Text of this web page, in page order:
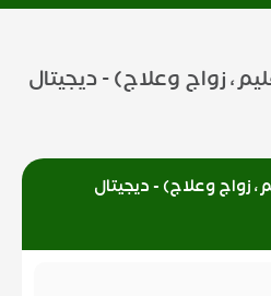
زواج وعلاج) - ديجيتال
زواج وعلاج) - ديجيتال